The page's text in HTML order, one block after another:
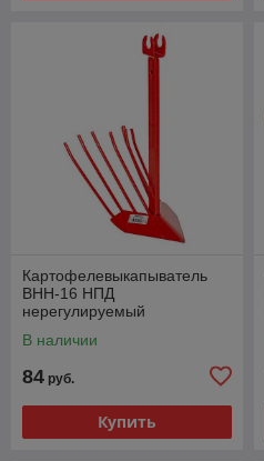
Картофелевыкапыватель
ВНН-16 НПД
нерегулируемый
вилкой, 03.03.54.00.00
В наличии
84 руб.
Купить